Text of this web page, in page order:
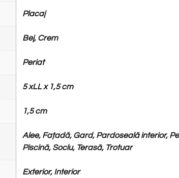
Placaj
Bej, Crem
Periat
5 xLL x 1,5 cm
1,5 cm
Alee, Fațadă, Gard, Pardoseală interior,
Piscină, Soclu, Terasă, Trotuar
Exterior, Interior